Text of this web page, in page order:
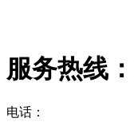
服务热线：
电话：